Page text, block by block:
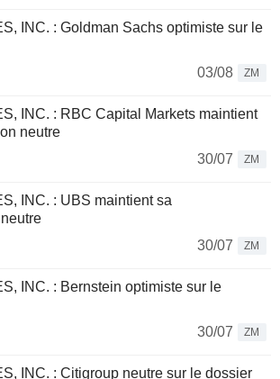
INC. : Goldman Sachs optimiste sur le
03/08
ZM
INC. : RBC Capital Markets maintient
neutre
30/07
ZM
INC. : UBS maintient sa
30/07
ZM
INC. : Bernstein optimiste sur le
30/07
ZM
INC. : Citigroup neutre sur le dossier